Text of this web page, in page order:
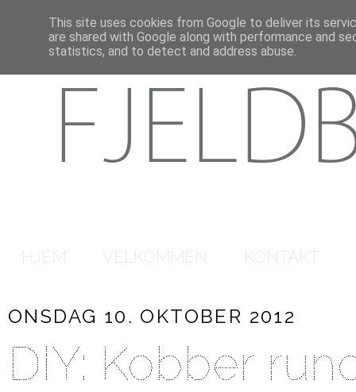
HJEM VELKOMMEN KONTAKT
ONSDAG 10. OKTOBER 2012
DIY: Kobber
This site uses cookies from Google to deliver its
are shared with Google along with performance and
statistics, and to detect and address abuse.